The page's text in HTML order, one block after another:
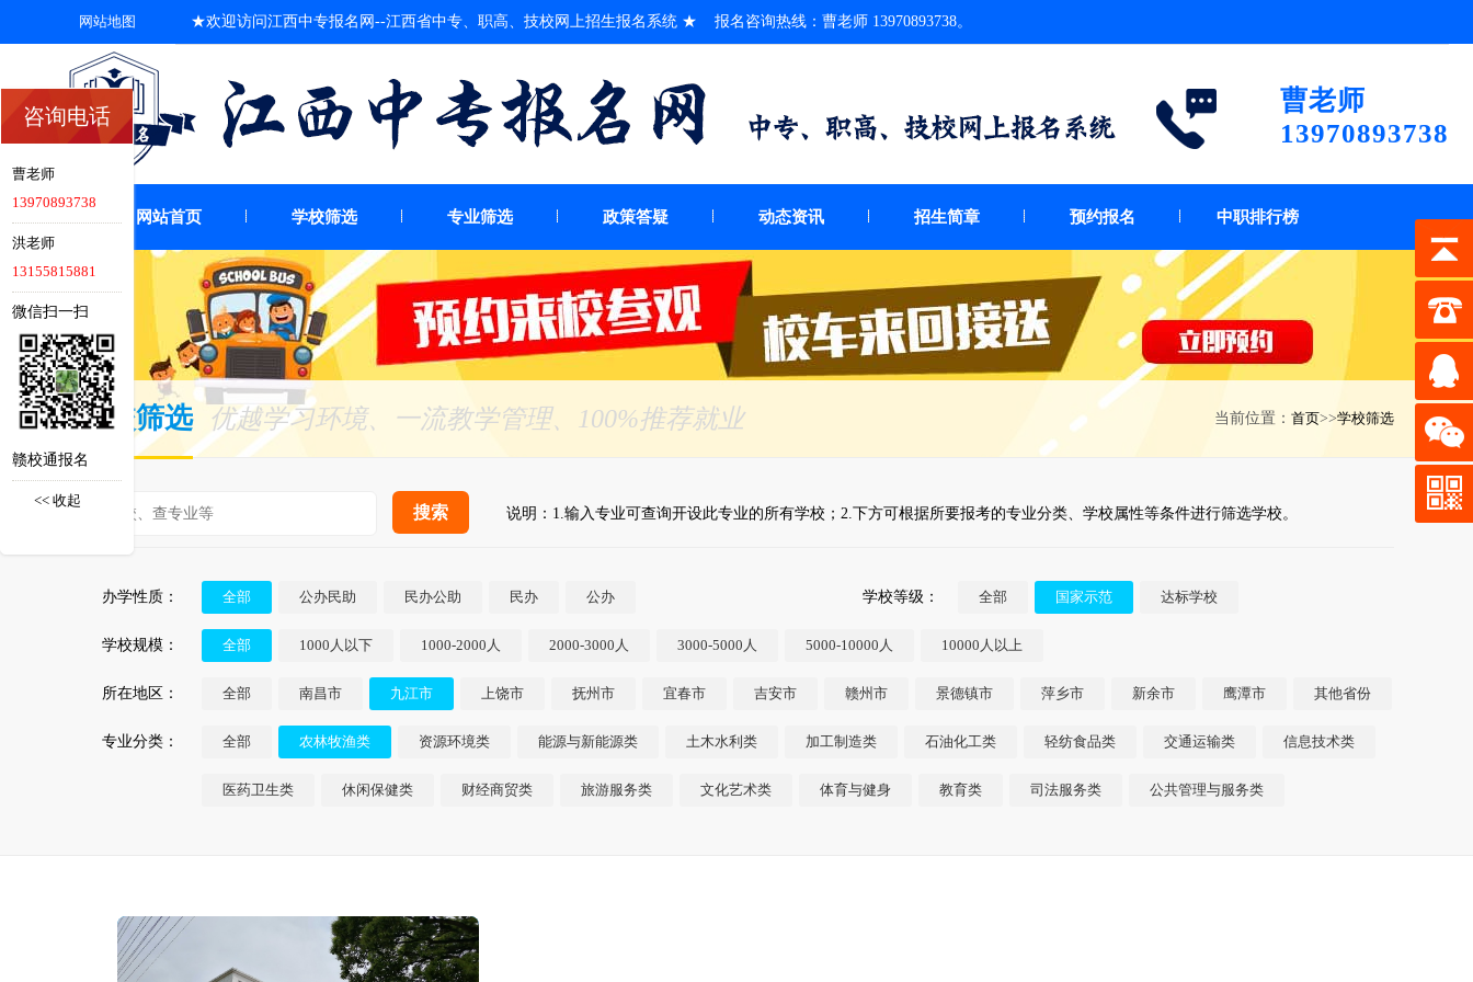
网站地图 ★欢迎访问江西中专报名网--江西省中专、职高、技校网上招生报名系统 ★ 报名咨询热线：曹老师 13970893738。
曹老师
13970893738
网站首页 学校筛选 专业筛选 政策答疑 动态资讯 招生简章 预约报名 中职排行榜
学校筛选 优越学习环境、一流教学管理、100%推荐就业 当前位置： 首页>>学校筛选
说明：1.输入专业可查询开设此专业的所有学校；2.下方可根据所要报考的专业分类、学校属性等条件进行筛选学校。
办学性质： 全部 公办民助 民办公助 民办 公办 学校等级： 全部 国家示范 达标学校
学校规模： 全部 1000人以下 1000-2000人 2000-3000人 3000-5000人 5000-10000人 10000人以上
所在地区： 全部 南昌市 九江市 上饶市 抚州市 宜春市 吉安市 赣州市 景德镇市 萍乡市 新余市 鹰潭市 其他省份
专业分类： 全部 农林牧渔类 资源环境类 能源与新能源类 土木水利类 加工制造类 石油化工类 轻纺食品类 交通运输类 信息技术类
医药卫生类 休闲保健类 财经商贸类 旅游服务类 文化艺术类 体育与健身 教育类 司法服务类 公共管理与服务类
咨询电话
曹老师
13970893738
洪老师
13155815881
微信扫一扫
赣校通报名
<< 收起